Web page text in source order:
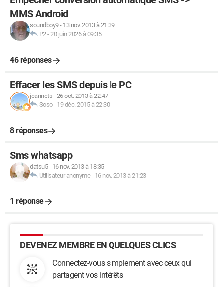
MMS Android
soundboy9- 13 nov. 2013 à 21:39
P2-20 juin 2026 à 09:35
46 réponses
Effacer les SMS depuis le PC
jeannets -26 oct. 2013 à 22:47
Soso- 19 déc. 2015 à 22:30
8 réponses
Sms whatsapp
datsu5- 16 nov. 2013 à 18:35
Utilisateur anonyme- 16 nov. 2013 à 21:23
1 réponse
DEVENEZ MEMBRE EN QUELQUES CLICS
Connectez-vous simplement avec ceux qui
partagent vos intérêts